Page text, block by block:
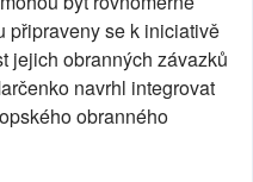
připraveny se k iniciativě
jejich obranných závazků
navrhl integrovat
obranného